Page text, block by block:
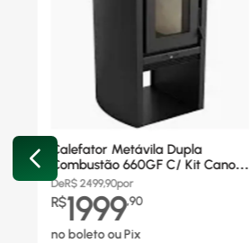
Calefator Metávila Dupla
Combustão 660GF C/ Kit Canos
Inox
DeR$ 2499,90por
R$1999,90
no boleto ou Pix